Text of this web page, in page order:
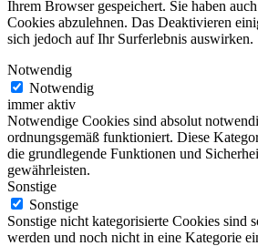
Ihrem Browser gespeichert. Sie haben
Cookies abzulehnen. Das Deaktivieren
sich jedoch auf Ihr Surferlebnis auswirken.
Notwendig
Notwendig
immer aktiv
Notwendige Cookies sind absolut
ordnungsgemäß funktioniert. Diese
die grundlegende Funktionen und
gewährleisten.
Sonstige
Sonstige
Sonstige nicht kategorisierte Cookies sind
werden und noch nicht in eine Kategorie